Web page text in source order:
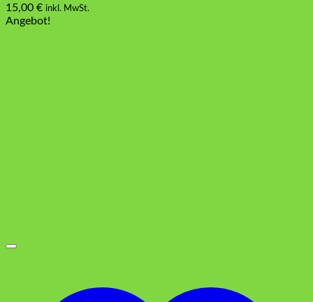
15,00 € inkl. MwSt.
Angebot!